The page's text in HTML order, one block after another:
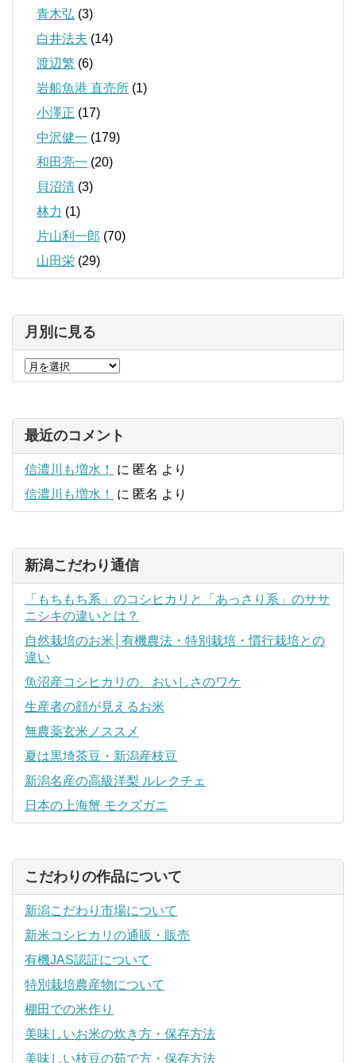
青木弘 (3)
白井法夫 (14)
渡辺繁 (6)
岩船魚港 直売所 (1)
小澤正 (17)
中沢健一 (179)
和田亮一 (20)
貝沼清 (3)
林力 (1)
片山利一郎 (70)
山田栄 (29)
月別に見る
最近のコメント
信濃川も増水！ に 匿名 より
信濃川も増水！
に 匿名 より
新潟こだわり通信
「もちもち系」のコシヒカリと「あっさり系」のササ
ニシキの違いとは？
自然栽培のお米│有機農法・特別栽培・慣行栽培との
違い
魚沼産コシヒカリの、おいしさのワケ
生産者の顔が見えるお米
無農薬玄米ノススメ
夏は黒埼茶豆・新潟産枝豆
新潟名産の高級洋梨 ルレクチェ
日本の上海蟹 モクズガニ
こだわりの作品について
新潟こだわり市場について
新米コシヒカリの通販・販売
有機JAS認証について
特別栽培農産物について
棚田での米作り
美味しいお米の炊き方・保存方法
美味しい枝豆の茹で方・保存方法